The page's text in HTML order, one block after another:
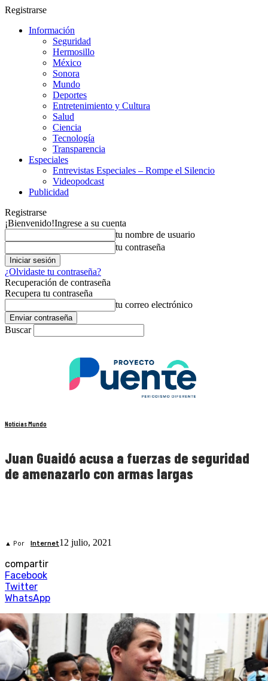
Registrarse
Información
Seguridad
Hermosillo
México
Sonora
Mundo
Deportes
Entretenimiento y Cultura
Salud
Ciencia
Tecnología
Transparencia
Especiales
Entrevistas Especiales – Rompe el Silencio
Videopodcast
Publicidad
Registrarse
¡Bienvenido!Ingrese a su cuenta
tu nombre de usuario
tu contraseña
¿Olvidaste tu contraseña?
Recuperación de contraseña
Recupera tu contraseña
tu correo electrónico
Buscar
Noticias Mundo
Juan Guaidó acusa a fuerzas de seguridad
de amenazarlo con armas largas
▲ Por Internet12 julio, 2021
compartir
Facebook
Twitter
WhatsApp